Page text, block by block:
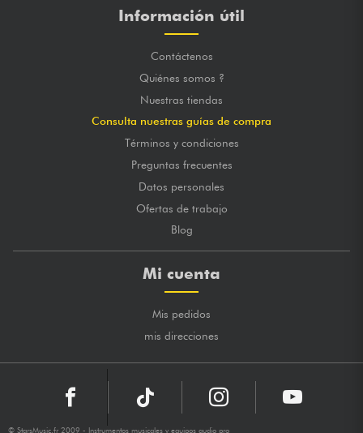
Información útil
Contáctenos
Quiénes somos ?
Nuestras tiendas
Consulta nuestras guías de compra
Términos y condiciones
Preguntas frecuentes
Datos personales
Ofertas de trabajo
Blog
Mi cuenta
Mis pedidos
mis direcciones
© StarsMusic.fr 2009 - Instrumentos musicales y equipos audio pro